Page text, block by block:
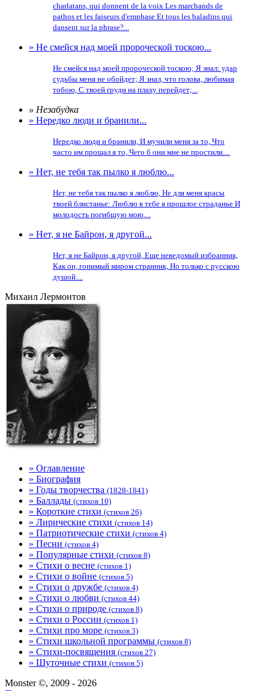
charlatans, qui donnent de la voix Les marchands de
pathos et les faiseurs d'emphase Et tous les baladins qui
dansent sur la phrase?...
» Не смейся над моей пророческой тоскою...
Не смейся над моей пророческой тоскою; Я знал: удар
судьбы меня не обойдет; Я знал, что голова, любимая
тобою, С твоей груди на плаху перейдет;...
» Незабудка
» Нередко люди и бранили...
Нередко люди и бранили, И мучили меня за то, Что
часто им прощал я то, Чего б они мне не простили....
» Нет, не тебя так пылко я люблю...
Нет, не тебя так пылко я люблю, Не для меня красы
твоей блистанье: Люблю в тебе я прошлое страданье И
молодость погибшую мою....
» Нет, я не Байрон, я другой...
Нет, я не Байрон, я другой, Еще неведомый избранник,
Как он, гонимый миром странник, Но только с русскою
душой....
Михаил Лермонтов
» Оглавление
» Биография
» Годы творчества (1828-1841)
» Баллады (стихов 10)
» Короткие стихи (стихов 26)
» Лирические стихи (стихов 14)
» Патриотические стихи (стихов 4)
» Песни (стихов 4)
» Популярные стихи (стихов 8)
» Стихи о весне (стихов 1)
» Стихи о войне (стихов 5)
» Стихи о дружбе (стихов 4)
» Стихи о любви (стихов 44)
» Стихи о природе (стихов 8)
» Стихи о России (стихов 1)
» Стихи про море (стихов 3)
» Стихи школьной программы (стихов 8)
» Стихи-посвящения (стихов 27)
» Шуточные стихи (стихов 5)
Monster ©, 2009 - 2026